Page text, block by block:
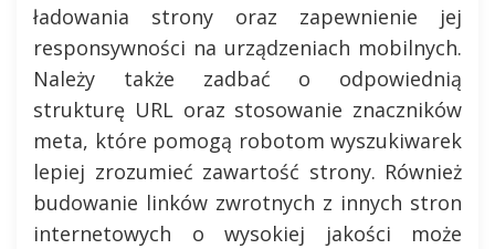
ładowania strony oraz zapewnienie jej
responsywności na urządzeniach mobilnych.
Należy także zadbać o odpowiednią
strukturę URL oraz stosowanie znaczników
meta, które pomogą robotom wyszukiwarek
lepiej zrozumieć zawartość strony. Również
budowanie linków zwrotnych z innych stron
internetowych o wysokiej jakości może